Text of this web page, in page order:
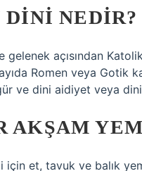
DINI NEDIR?
gelenek açısından
Romen veya Gotik
ve dini aidiyet veya dini
AKŞAM
için et, tavuk ve balık